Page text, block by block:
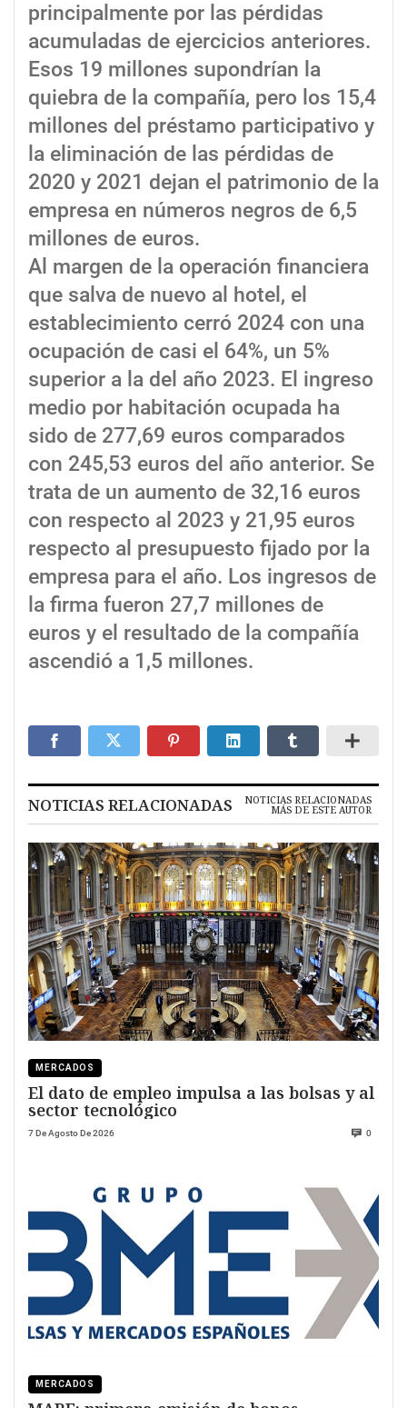
principalmente por las pérdidas
acumuladas de ejercicios anteriores.
Esos 19 millones supondrían la
quiebra de la compañía, pero los 15,4
millones del préstamo participativo y
la eliminación de las pérdidas de
2020 y 2021 dejan el patrimonio de la
empresa en números negros de 6,5
millones de euros.
Al margen de la operación financiera
que salva de nuevo al hotel, el
establecimiento cerró 2024 con una
ocupación de casi el 64%, un 5%
superior a la del año 2023. El ingreso
medio por habitación ocupada ha
sido de 277,69 euros comparados
con 245,53 euros del año anterior. Se
trata de un aumento de 32,16 euros
con respecto al 2023 y 21,95 euros
respecto al presupuesto fijado por la
empresa para el año. Los ingresos de
la firma fueron 27,7 millones de
euros y el resultado de la compañía
ascendió a 1,5 millones.
NOTICIAS RELACIONADAS NOTICIAS RELACIONADAS
MÁS DE ESTE AUTOR
MERCADOS
El dato de empleo impulsa a las bolsas y al
sector tecnológico
7 De Agosto De 2026 0
MERCADOS